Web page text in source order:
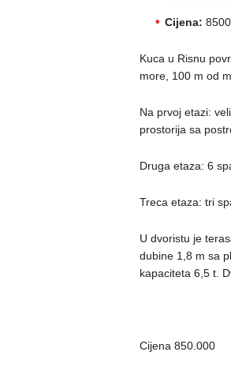
Cijena:
Kuca u Risnu
more, 100 m od
Na prvoj etazi:
prostorija sa
Druga etaza: 6
Treca etaza: tri
U dvoristu je
dubine 1,8 m sa
kapaciteta 6,5 t.
Cijena 850.000